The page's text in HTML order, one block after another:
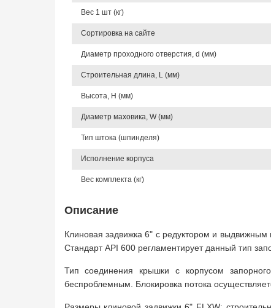
Вес 1 шт (кг)
Сортировка на сайте
Диаметр проходного отверстия, d (мм)
Строительная длина, L (мм)
Высота, Н (мм)
Диаметр маховика, W (мм)
Тип штока (шпинделя)
Исполнение корпуса
Вес комплекта (кг)
Описание
Клиновая задвижка 6" с редуктором и выдвижным
Стандарт API 600 регламентирует данный тип
Тип соединения крышки с корпусом
беспроблемным. Блокировка потока